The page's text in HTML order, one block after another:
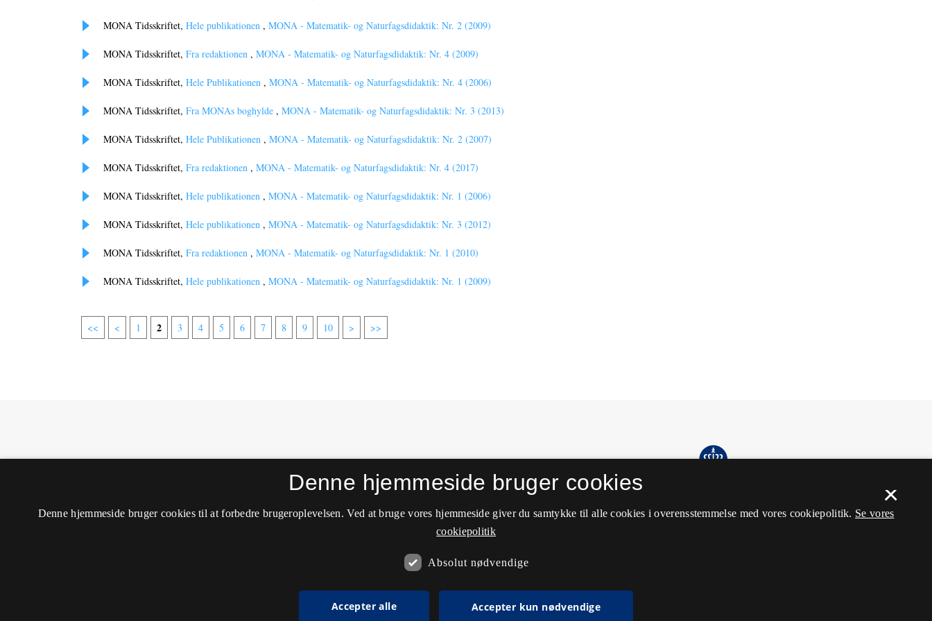
MONA Tidsskriftet, Hele publikationen , MONA - Matematik- og Naturfagsdidaktik: Nr. 2 (2009)
MONA Tidsskriftet, Fra redaktionen , MONA - Matematik- og Naturfagsdidaktik: Nr. 4 (2009)
MONA Tidsskriftet, Hele Publikationen , MONA - Matematik- og Naturfagsdidaktik: Nr. 4 (2006)
MONA Tidsskriftet, Fra MONAs boghylde , MONA - Matematik- og Naturfagsdidaktik: Nr. 3 (2013)
MONA Tidsskriftet, Hele Publikationen , MONA - Matematik- og Naturfagsdidaktik: Nr. 2 (2007)
MONA Tidsskriftet, Fra redaktionen , MONA - Matematik- og Naturfagsdidaktik: Nr. 4 (2017)
MONA Tidsskriftet, Hele publikationen , MONA - Matematik- og Naturfagsdidaktik: Nr. 1 (2006)
MONA Tidsskriftet, Hele publikationen , MONA - Matematik- og Naturfagsdidaktik: Nr. 3 (2012)
MONA Tidsskriftet, Fra redaktionen , MONA - Matematik- og Naturfagsdidaktik: Nr. 1 (2010)
MONA Tidsskriftet, Hele publikationen , MONA - Matematik- og Naturfagsdidaktik: Nr. 1 (2009)
<< < 1 2 3 4 5 6 7 8 9 10 > >>
Tilgængelighedserklæring
×
Denne hjemmeside bruger cookies
Denne hjemmeside bruger cookies til at forbedre brugeroplevelsen. Ved at bruge vores hjemmeside giver du samtykke til alle cookies i overensstemmelse med vores cookiepolitik. Se vores
cookiepolitik
Absolut nødvendige
Accepter alle Accepter kun nødvendige